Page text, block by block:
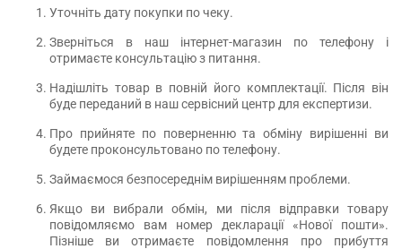
Уточніть дату покупки по чеку.
Зверніться в наш інтернет-магазин по телефону і
отримаєте консультацію з питання.
Надішліть товар в повній його комплектації. Після він
буде переданий в наш сервісний центр для експертизи.
Про прийняте по поверненню та обміну вирішенні ви
будете проконсультовано по телефону.
Займаємося безпосереднім вирішенням проблеми.
Якщо ви вибрали обмін, ми після відправки товару
повідомляємо вам номер декларації «Нової пошти».
Пізніше ви отримаєте повідомлення про прибуття